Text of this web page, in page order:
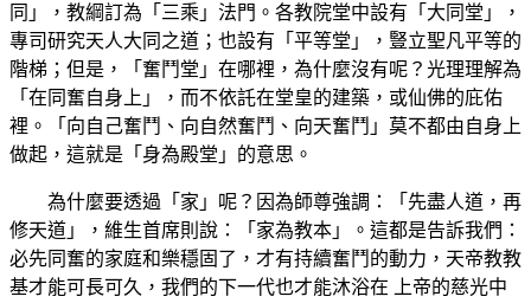
同」，教綱訂為「三乘」法門。各教院堂中設有「大同堂」，
專司研究天人大同之道；也設有「平等堂」，豎立聖凡平等的
階梯；但是，「奮鬥堂」在哪裡，為什麼沒有呢？光理理解為
「在同奮自身上」，而不依託在堂皇的建築，或仙佛的庇佑
裡。「向自己奮鬥、向自然奮鬥、向天奮鬥」莫不都由自身上
做起，這就是「身為殿堂」的意思。
為什麼要透過「家」呢？因為師尊強調：「先盡人道，再
修天道」，維生首席則說：「家為教本」。這都是告訴我們：
必先同奮的家庭和樂穩固了，才有持續奮鬥的動力，天帝教教
基才能可長可久，我們的下一代也才能沐浴在 上帝的慈光中